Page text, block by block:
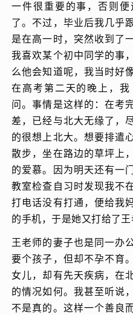
一件很重要的事，否则
了。不过，毕业后我几乎
是在高一时，突然收到了
我喜欢某个初中同学的事
么他会知道呢，我当时好
在高考第二天的晚上，
问。事情是这样的：在考
差，已经与北大无缘了，
的很想上北大。想要排遣
散步，坐在路边的草坪上
的爱慕。因为明天还有一
教室检查自习时发现我不
打电话没有打通，便给我
的手机，于是她又打给了王
王老师的妻子也是同一办
要个孩子，但却不孕不育
女儿，却有先天疾病，在
的情况如何。我甚至听说
不是真的。这样一个善良